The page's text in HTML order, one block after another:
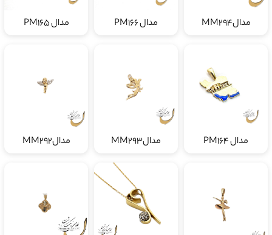
مدالMM294 مدال PM166 مدال PM165
مدال PM164 مدالMM293 مدالMM292